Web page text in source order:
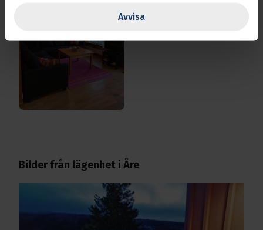
Avvisa
Bilder från lägenhet i Åre